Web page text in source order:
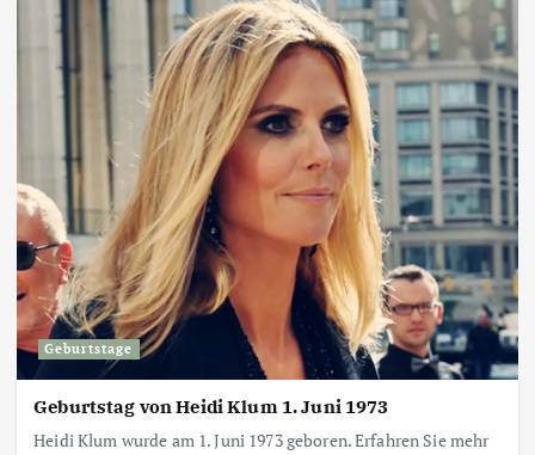
Geburtstage
Geburtstag von Heidi Klum 1. Juni 1973
Heidi Klum wurde am 1. Juni 1973 geboren. Erfahren Sie mehr